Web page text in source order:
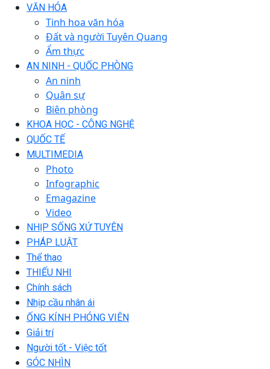
VĂN HÓA
Tinh hoa văn hóa
Đất và người Tuyên Quang
Ẩm thực
AN NINH - QUỐC PHÒNG
An ninh
Quân sự
Biên phòng
KHOA HỌC - CÔNG NGHỆ
QUỐC TẾ
MULTIMEDIA
Photo
Infographic
Emagazine
Video
NHỊP SỐNG XỨ TUYÊN
PHÁP LUẬT
Thể thao
THIẾU NHI
Chính sách
Nhịp cầu nhân ái
ỐNG KÍNH PHÓNG VIÊN
Giải trí
Người tốt - Việc tốt
GÓC NHÌN